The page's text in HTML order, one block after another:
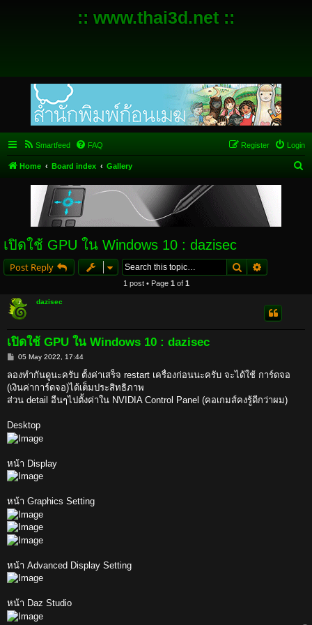
:: www.thai3d.net ::
Smartfeed FAQ Login
Register
Home Board index Gallery
เปิดใช้ GPU ใน Windows 10 : dazisec
Post Reply SearchAdvanced
1 post • Page 1 of 1
dazisec
เปิดใช้ GPU ใน Windows 10 : dazisec
P
s
05 May 2022, 17:44
ลองทำกันดูนะครับ ตั้งค่าเสร็จ restart เครื่องก่อนนะครับ จะได้ใช้ การ์ดจอ
(เงินค่าการ์ดจอ)ได้เต็มประสิทธิภาพ
ส่วน detail อืนๆไปตั้งค่าใน NVIDIA Control Panel (คอเกมส์คงรู้ดีกว่าผม)
Desktop
หน้า Display
หน้า Graphics Setting
หน้า Advanced Display Setting
หน้า Daz Studio